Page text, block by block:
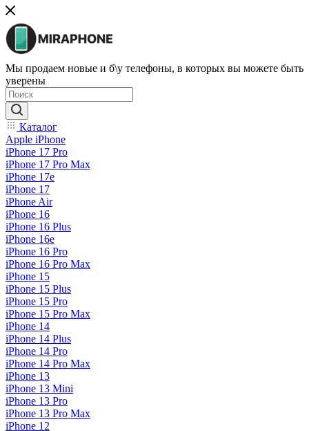
Мы продаем новые и б\у телефоны, в которых вы можете быть
уверены
Каталог
Apple iPhone
iPhone 17 Pro
iPhone 17 Pro Max
iPhone 17e
iPhone 17
iPhone Air
iPhone 16
iPhone 16 Plus
iPhone 16e
iPhone 16 Pro
iPhone 16 Pro Max
iPhone 15
iPhone 15 Plus
iPhone 15 Pro
iPhone 15 Pro Max
iPhone 14
iPhone 14 Plus
iPhone 14 Pro
iPhone 14 Pro Max
iPhone 13
iPhone 13 Mini
iPhone 13 Pro
iPhone 13 Pro Max
iPhone 12